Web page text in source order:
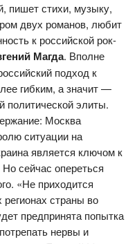
пишет стихи, музыку,
двух романов, любит
к российской рок-
Магда. Вполне
подход к
гибким, а значит —
политической элиты.
Москва
ситуации на
является ключом к
сейчас опереться
«Не приходится
страны во
предпринята попытка
нервы и